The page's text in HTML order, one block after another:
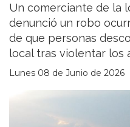
Un comerciante de la
denunció un robo
de que personas
local tras violentar los
Lunes 08 de Junio de 2026